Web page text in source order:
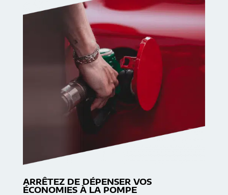
ARRÊTEZ DE DÉPENSER VOS
ÉCONOMIES À LA POMPE